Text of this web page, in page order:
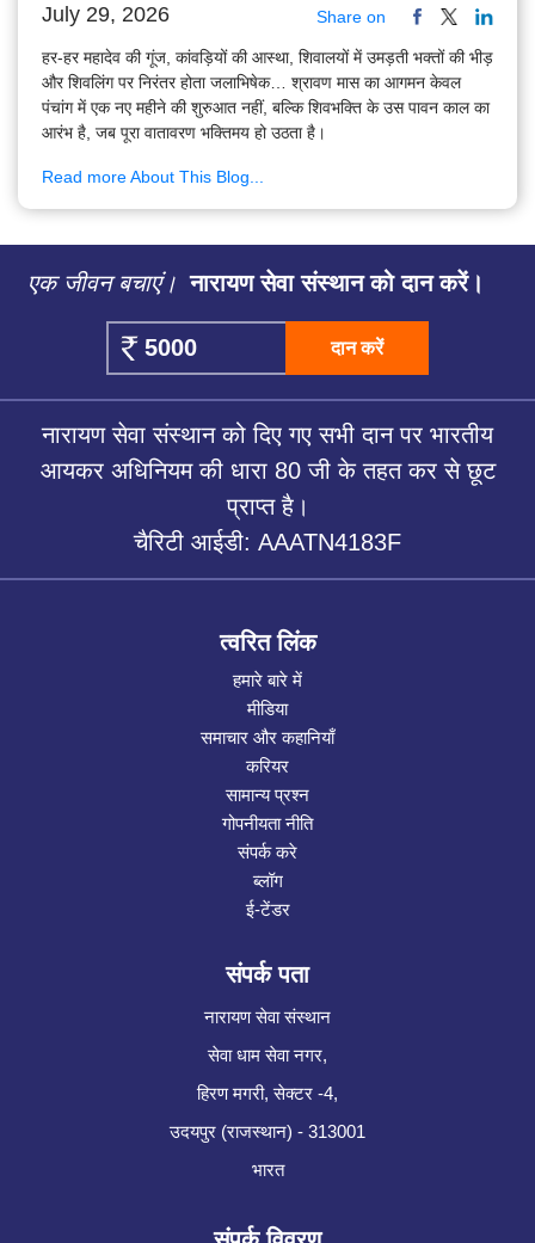
July 29, 2026 Share on
हर-हर महादेव की गूंज, कांवड़ियों की आस्था, शिवालयों में उमड़ती भक्तों की भीड़
और शिवलिंग पर निरंतर होता जलाभिषेक… श्रावण मास का आगमन केवल
पंचांग में एक नए महीने की शुरुआत नहीं, बल्कि शिवभक्ति के उस पावन काल का
आरंभ है, जब पूरा वातावरण भक्तिमय हो उठता है।
Read more About This Blog...
एक जीवन बचाएं। नारायण सेवा संस्थान को दान करें।
दान करें
नारायण सेवा संस्थान को दिए गए सभी दान पर भारतीय
आयकर अधिनियम की धारा 80 जी के तहत कर से छूट
प्राप्त है।
चैरिटी आईडी: AAATN4183F
त्वरित लिंक
हमारे बारे में
मीडिया
समाचार और कहानियाँ
करियर
सामान्य प्रश्न
गोपनीयता नीति
संपर्क करे
ब्लॉग
ई-टेंडर
संपर्क पता
नारायण सेवा संस्थान
सेवा धाम सेवा नगर,
हिरण मगरी, सेक्टर -4,
उदयपुर (राजस्थान) - 313001
भारत